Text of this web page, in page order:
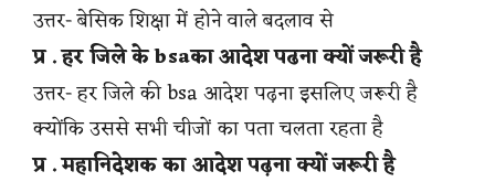
उत्तर- बेसिक शिक्षा में होने वाले बदलाव से
प्र . हर जिले के bsaका आदेश पढना क्यों जरूरी है
उत्तर- हर जिले की bsa आदेश पढ़ना इसलिए जरूरी है
क्योंकि उससे सभी चीजों का पता चलता रहता है
प्र . महानिदेशक का आदेश पढ़ना क्यों जरूरी है